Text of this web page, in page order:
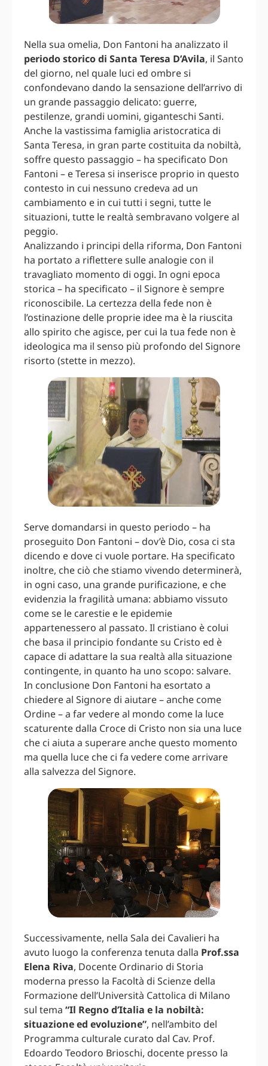
Nella sua omelia, Don Fantoni ha analizzato il
periodo storico di Santa Teresa D’Avila, il Santo
del giorno, nel quale luci ed ombre si
confondevano dando la sensazione dell’arrivo di
un grande passaggio delicato: guerre,
pestilenze, grandi uomini, giganteschi Santi.
Anche la vastissima famiglia aristocratica di
Santa Teresa, in gran parte costituita da nobiltà,
soffre questo passaggio – ha specificato Don
Fantoni – e Teresa si inserisce proprio in questo
contesto in cui nessuno credeva ad un
cambiamento e in cui tutti i segni, tutte le
situazioni, tutte le realtà sembravano volgere al
peggio.
Analizzando i principi della riforma, Don Fantoni
ha portato a riflettere sulle analogie con il
travagliato momento di oggi. In ogni epoca
storica – ha specificato – il Signore è sempre
riconoscibile. La certezza della fede non è
l’ostinazione delle proprie idee ma è la riuscita
allo spirito che agisce, per cui la tua fede non è
ideologica ma il senso più profondo del Signore
risorto (stette in mezzo).
Serve domandarsi in questo periodo – ha
proseguito Don Fantoni – dov’è Dio, cosa ci sta
dicendo e dove ci vuole portare. Ha specificato
inoltre, che ciò che stiamo vivendo determinerà,
in ogni caso, una grande purificazione, e che
evidenzia la fragilità umana: abbiamo vissuto
come se le carestie e le epidemie
appartenessero al passato. Il cristiano è colui
che basa il principio fondante su Cristo ed è
capace di adattare la sua realtà alla situazione
contingente, in quanto ha uno scopo: salvare.
In conclusione Don Fantoni ha esortato a
chiedere al Signore di aiutare – anche come
Ordine – a far vedere al mondo come la luce
scaturente dalla Croce di Cristo non sia una luce
che ci aiuta a superare anche questo momento
ma quella luce che ci fa vedere come arrivare
alla salvezza del Signore.
Successivamente, nella Sala dei Cavalieri ha
avuto luogo la conferenza tenuta dalla Prof.ssa
Elena Riva, Docente Ordinario di Storia
moderna presso la Facoltà di Scienze della
Formazione dell’Università Cattolica di Milano
sul tema “Il Regno d’Italia e la nobiltà:
situazione ed evoluzione”, nell’ambito del
Programma culturale curato dal Cav. Prof.
Edoardo Teodoro Brioschi, docente presso la